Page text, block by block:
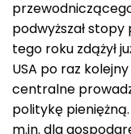
podwyższał
tego roku zdążył
USA po raz
centralne
politykę
m.in. dla